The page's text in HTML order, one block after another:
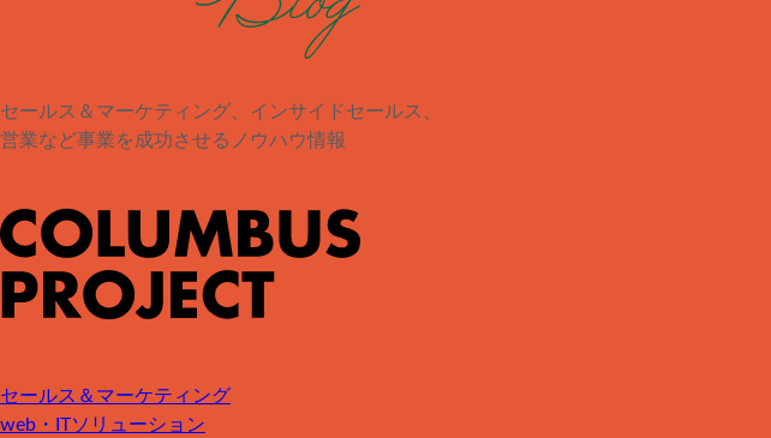
セールス＆マーケティング、インサイドセールス、
営業など事業を成功させるノウハウ情報
セールス＆マーケティング
web・ITソリューション